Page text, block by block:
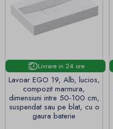
Livrare in 24 ore
Lavoar EGO 19, Alb, lucios,
compozit marmura,
dimensiuni intre 50-100 cm,
suspendat sau pe blat, cu o
gaura baterie